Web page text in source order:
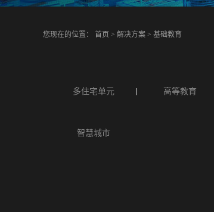
您现在的位置： 首页 > 解决方案 > 基础教育
多住宅单元 高等教育
智慧城市